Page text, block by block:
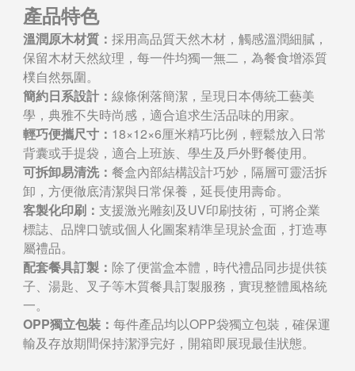
產品特色
溫潤原木材質： 採用高品質天然木材，觸感溫潤細膩，
保留木材天然紋理，每一件均獨一無二，為餐食增添質
樸自然氛圍。
簡約日系設計： 線條俐落簡潔，呈現日本傳統工藝美
學，典雅不失時尚感，適合追求生活品味的用家。
輕巧便攜尺寸： 18×12×6厘米精巧比例，輕鬆放入日常
背囊或手提袋，適合上班族、學生及戶外野餐使用。
可拆卸易清洗： 餐盒內部結構設計巧妙，隔層可靈活拆
卸，方便徹底清潔與日常保養，延長使用壽命。
客製化印刷： 支援激光雕刻及UV印刷技術，可將企業
標誌、品牌口號或個人化圖案精準呈現於盒面，打造專
屬禮品。
配套餐具訂製： 除了便當盒本體，時代禮品同步提供筷
子、湯匙、叉子等木質餐具訂製服務，實現整體風格統
一。
OPP獨立包裝： 每件產品均以OPP袋獨立包裝，確保運
輸及存放期間保持潔淨完好，開箱即展現最佳狀態。